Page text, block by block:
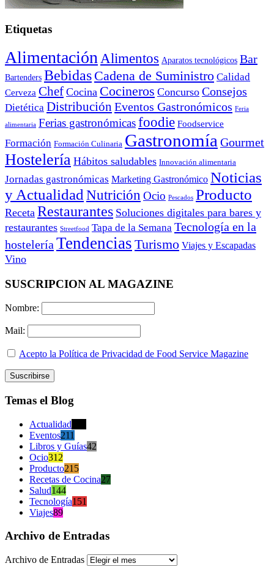
Etiquetas
Alimentación Alimentos Aparatos tecnológicos Bar
Bartenders Bebidas Cadena de Suministro Calidad
Cerveza Chef Cocina Cocineros Concurso Consejos
Dietética Distribución Eventos Gastronómicos Feria
alimentaria Ferias gastronómicasfoodie Foodservice
Formación Formación Culinaria Gastronomía Gourmet
Hostelería Hábitos saludables Innovación alimentaria
Jornadas gastronómicas Marketing Gastronómico Noticias
y Actualidad Nutrición Ocio Pescados Producto
Receta Restaurantes Soluciones digitales para bares y
restaurantes Streetfood Tapa de la Semana Tecnología en la
hostelería Tendencias Turismo Viajes y Escapadas
Vino
SUSCRIPCION AL MAGAZINE
Nombre:
Mail:
Acepto la Política de Privacidad de Food Service Magazine
Temas el Blog
Actualidad
Eventos211
Libros y Guías42
Ocio312
Producto215
Recetas de Cocina27
Salud144
Tecnología151
Viajes89
Archivo de Entradas
Archivo de Entradas